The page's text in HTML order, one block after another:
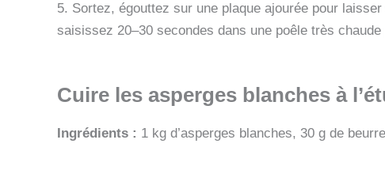
5. Sortez, égouttez sur une plaque ajourée pour
saisissez 20–30 secondes dans une poêle très
Cuire les asperges blanches à
Ingrédients : 1 kg d’asperges blanches, 30 g de